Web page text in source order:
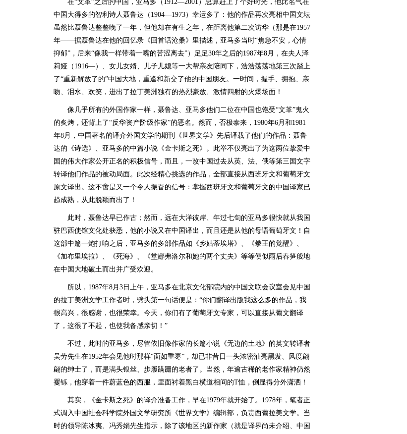
在“文革”之后的中国，亚马多（1912—2001）总算赶上了个好时光，他比名气在
中国大得多的智利诗人聂鲁达（1904—1973）幸运多了：他的作品再次亮相中国文坛
虽然比聂鲁达整整晚了一年，但他却在有生之年，在距离他第二次访华（那是在1957
年——据聂鲁达在他的回忆录《回首话沧桑》里描述，亚马多当时“焦急不安，心情
抑郁”，后来“像我一样带着一嘴的苦涩离去”）足足30年之后的1987年8月，在夫人泽
莉娅（1916—）、女儿女婿、儿子儿媳等一大帮亲友陪同下，浩浩荡荡地第三次踏上
了“重新解放了的”中国大地，重逢和新交了他的中国朋友。一时间，握手、拥抱、亲
吻、泪水、欢笑，迸出了拉丁美洲独有的热烈豪放、激情四射的火爆场面！
像几乎所有的外国作家一样，聂鲁达、亚马多他们二位在中国也饱受“文革”鬼火
的炙烤，还背上了“反华资产阶级作家”的恶名。然而，否极泰来，1980年6月和1981
年8月，中国著名的译介外国文学的期刊《世界文学》先后译载了他们的作品：聂鲁
达的《诗选》、亚马多的中篇小说《金卡斯之死》。此举不仅亮出了为这两位挚爱中
国的伟大作家公开正名的积极信号，而且，一改中国过去从英、法、俄等第三国文字
转译他们作品的被动局面。此次经精心挑选的作品，全部直接从西班牙文和葡萄牙文
原文译出。这不啻是又一个令人振奋的信号：掌握西班牙文和葡萄牙文的中国译家已
趋成熟，从此脱颖而出了！
此时，聂鲁达早已作古；然而，远在大洋彼岸、年过七旬的亚马多很快就从我国
驻巴西使馆文化处获悉，他的小说又在中国译出，而且还是从他的母语葡萄牙文！自
这部中篇一炮打响之后，亚马多的多部作品如《乡姑蒂埃塔》、《拳王的觉醒》、
《加布里埃拉》、《死海》、《堂娜弗洛尔和她的两个丈夫》等等便似雨后春笋般地
在中国大地破土而出并广受欢迎。
所以，1987年8月3日上午，亚马多在北京文化部院内的中国文联会议室会见中国
的拉丁美洲文学工作者时，劈头第一句话便是：“你们翻译出版我这么多的作品，我
很高兴，很感谢，也很荣幸。今天，你们有了葡萄牙文专家，可以直接从葡文翻译
了，这很了不起，也使我备感亲切！”
不过，此时的亚马多，尽管依旧像作家的长篇小说《无边的土地》的英文转译者
吴劳先生在1952年会见他时那样“面如重枣”，却已非昔日一头浓密油亮黑发、风度翩
翩的绅士了，而是满头银丝、步履蹒跚的老者了。当然，年逾古稀的老作家精神仍然
矍铄，他穿着一件蔚蓝色的西服，里面衬着黑白横道相间的T恤，倒显得分外潇洒！
其实，《金卡斯之死》的译介准备工作，早在1979年就开始了。1978年，笔者正
式调入中国社会科学院外国文学研究所《世界文学》编辑部，负责西葡拉美文学。当
时的领导陈冰夷、冯秀娟先生指示，除了该地区的新作家（就是译界尚未介绍、中国